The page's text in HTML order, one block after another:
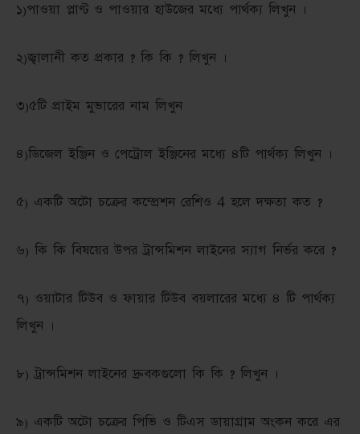
১)পাওয়া প্লাণ্ট ও পাওয়ার হাউজের মধ্যে পার্থক্য লিখুন ।
২)জ্বালানী কত প্রকার ? কি কি ? লিখুন ।
৩)৫টি প্রাইম মুভারের নাম লিখুন
৪)ডিজেল ইঞ্জিন ও পেট্রোল ইঞ্জিনের মধ্যে ৪টি পার্থক্য লিখুন ।
৫) একটি অটো চক্রের কম্প্রেশন রেশিও 4 হলে দক্ষতা কত ?
৬) কি কি বিষয়ের উপর ট্রান্সমিশন লাইনের স্যাগ নির্ভর করে ?
৭) ওয়াটার টিউব ও ফায়ার টিউব বয়লারের মধ্যে ৪ টি পার্থক্য
লিখুন ।
৮) ট্রান্সমিশন লাইনের দ্রুবকগুলো কি কি ? লিখুন ।
৯) একটি অটো চক্রের পিভি ও টিএস ডায়াগ্রাম অংকন করে এর